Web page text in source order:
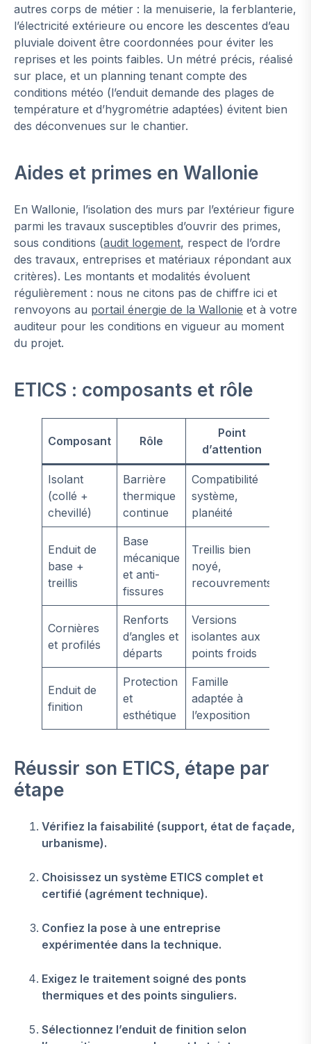
autres corps de métier : la menuiserie, la ferblanterie,
l’électricité extérieure ou encore les descentes d’eau
pluviale doivent être coordonnées pour éviter les
reprises et les points faibles. Un métré précis, réalisé
sur place, et un planning tenant compte des
conditions météo (l’enduit demande des plages de
température et d’hygrométrie adaptées) évitent bien
des déconvenues sur le chantier.
Aides et primes en Wallonie
En Wallonie, l’isolation des murs par l’extérieur figure
parmi les travaux susceptibles d’ouvrir des primes,
sous conditions (audit logement, respect de l’ordre
des travaux, entreprises et matériaux répondant aux
critères). Les montants et modalités évoluent
régulièrement : nous ne citons pas de chiffre ici et
renvoyons au portail énergie de la Wallonie et à votre
auditeur pour les conditions en vigueur au moment
du projet.
ETICS : composants et rôle
Composant Rôle
Point
d’attention
Isolant
(collé +
chevillé)
Barrière
thermique
continue
Compatibilité
système,
planéité
Enduit de
base +
treillis
Base
mécanique
et anti-
fissures
Treillis bien
noyé,
recouvrements
Cornières
et profilés
Renforts
d’angles et
départs
Versions
isolantes aux
points froids
Enduit de
finition
Protection
et
esthétique
Famille
adaptée à
l’exposition
Réussir son ETICS, étape par
étape
Vérifiez la faisabilité (support, état de façade,
urbanisme).
Choisissez un système ETICS complet et
certifié (agrément technique).
Confiez la pose à une entreprise
expérimentée dans la technique.
Exigez le traitement soigné des ponts
thermiques et des points singuliers.
Sélectionnez l’enduit de finition selon